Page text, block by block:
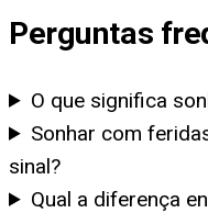
Perguntas
O que significa
Sonhar com
sinal?
Qual a diferença